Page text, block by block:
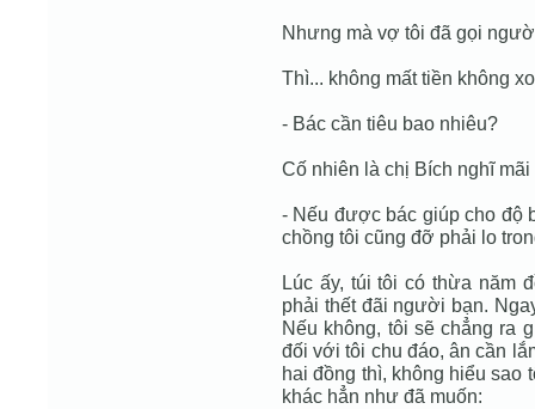
Nhưng mà vợ tôi đã gọi
Thì... không mất tiền không
- Bác cần tiêu bao nhiêu?
Cố nhiên là chị Bích nghĩ
- Nếu được bác giúp cho độ
chồng tôi cũng đỡ phải lo
Lúc ấy, túi tôi có thừa năm
phải thết đãi người bạn.
Nếu không, tôi sẽ chẳng ra
đối với tôi chu đáo, ân cần
hai đồng thì, không hiểu sao
khác hẳn như đã muốn: